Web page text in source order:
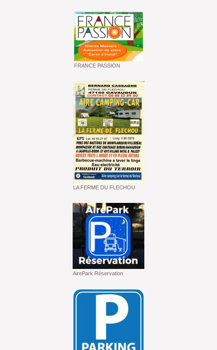
FRANCE PASSION
LA FERME DU FLECHOU
AirePark Réservation